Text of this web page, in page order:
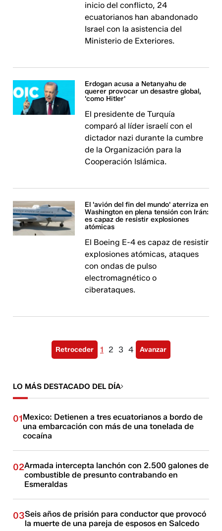
inicio del conflicto, 24
ecuatorianos han abandonado
Israel con la asistencia del
Ministerio de Exteriores.
Erdogan acusa a Netanyahu de
querer provocar un desastre global,
'como Hitler'
El presidente de Turquía
comparó al líder israelí con el
dictador nazi durante la cumbre
de la Organización para la
Cooperación Islámica.
El 'avión del fin del mundo' aterriza en
Washington en plena tensión con Irán:
es capaz de resistir explosiones
atómicas
El Boeing E-4 es capaz de resistir
explosiones atómicas, ataques
con ondas de pulso
electromagnético o
ciberataques.
Retroceder 1 2 3 4 Avanzar
LO MÁS DESTACADO DEL DÍA
01Mexico: Detienen a tres ecuatorianos a bordo de
una embarcación con más de una tonelada de
cocaína
02Armada intercepta lanchón con 2.500 galones de
combustible de presunto contrabando en
Esmeraldas
03Seis años de prisión para conductor que provocó
la muerte de una pareja de esposos en Salcedo